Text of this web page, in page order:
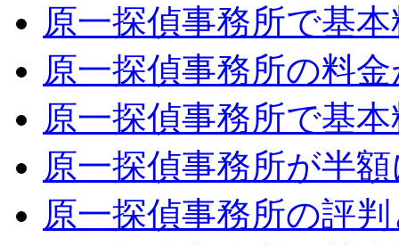
原一探偵事務所で基
原一探偵事務所の料
原一探偵事務所で基
原一探偵事務所が半
原一探偵事務所の評